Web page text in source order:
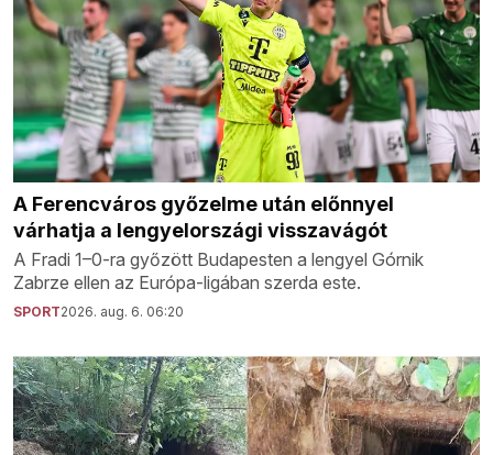
A Ferencváros győzelme után előnnyel
várhatja a lengyelországi visszavágót
A Fradi 1–0-ra győzött Budapesten a lengyel Górnik
Zabrze ellen az Európa-ligában szerda este.
SPORT2026. aug. 6. 06:20